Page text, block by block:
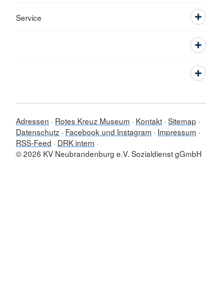
Service
Adressen Rotes Kreuz Museum Kontakt Sitemap
Datenschutz
Facebook und Instagram
Impressum
RSS-Feed
DRK intern
© 2026 KV Neubrandenburg e.V. Sozialdienst gGmbH